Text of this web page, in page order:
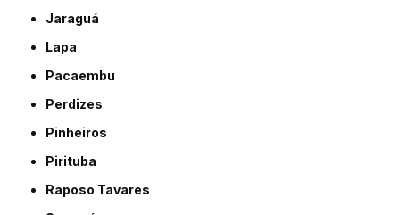
Jaraguá
Lapa
Pacaembu
Perdizes
Pinheiros
Pirituba
Raposo Tavares